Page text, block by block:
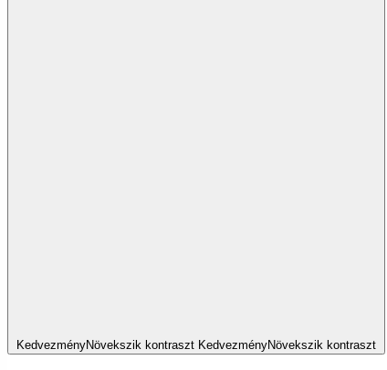
KedvezményNövekszik kontraszt KedvezményNövekszik kontraszt